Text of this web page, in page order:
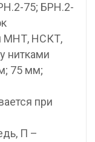
75; БРН.2-
МНТ, НСКТ,
нитками
75 мм;
при
П –